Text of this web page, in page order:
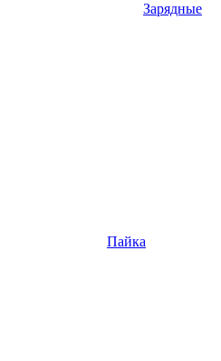
Зарядные
Пайка